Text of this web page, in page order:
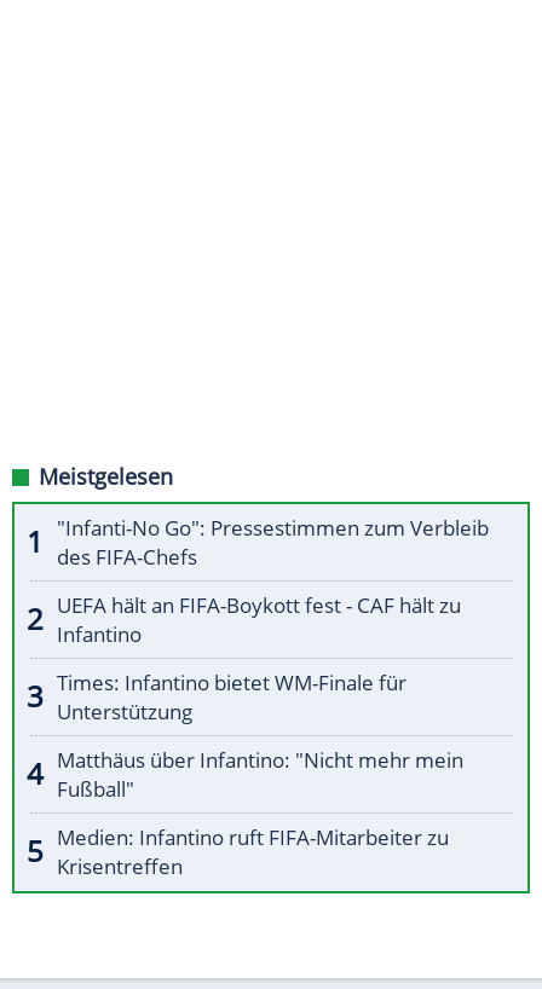
Meistgelesen
"Infanti-No Go": Pressestimmen zum Verbleib
des FIFA-Chefs
UEFA hält an FIFA-Boykott fest - CAF hält zu
Infantino
Times: Infantino bietet WM-Finale für
Unterstützung
Matthäus über Infantino: "Nicht mehr mein
Fußball"
Medien: Infantino ruft FIFA-Mitarbeiter zu
Krisentreffen